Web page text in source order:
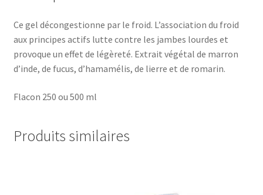
Ce gel décongestionne par le froid. L’association du froid
aux principes actifs lutte contre les jambes lourdes et
provoque un effet de légèreté. Extrait végétal de marron
d’inde, de fucus, d’hamamélis, de lierre et de romarin.
Flacon 250 ou 500 ml
Produits similaires